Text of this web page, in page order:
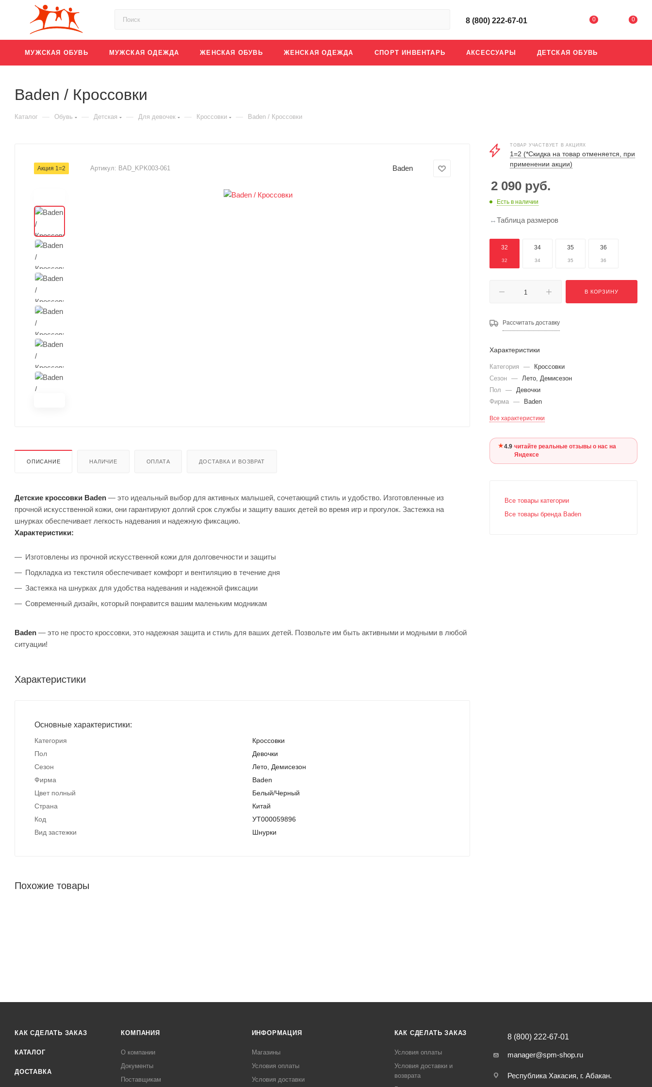
8 (800) 222-67-01 0 0
МУЖСКАЯ ОБУВЬ МУЖСКАЯ ОДЕЖДА ЖЕНСКАЯ ОБУВЬ ЖЕНСКАЯ ОДЕЖДА СПОРТ ИНВЕНТАРЬ АКСЕССУАРЫ ДЕТСКАЯ ОБУВЬ
Baden / Кроссовки
Каталог — Обувь — Детская — Для девочек — Кроссовки — Baden / Кроссовки
Акция 1=2 Артикул: BAD_KPK003-061 Baden
ОПИСАНИЕ НАЛИЧИЕ ОПЛАТА ДОСТАВКА И ВОЗВРАТ
Детские кроссовки Baden — это идеальный выбор для активных малышей, сочетающий стиль и удобство. Изготовленные из
прочной искусственной кожи, они гарантируют долгий срок службы и защиту ваших детей во время игр и прогулок. Застежка на
шнурках обеспечивает легкость надевания и надежную фиксацию.
Характеристики:
Изготовлены из прочной искусственной кожи для долговечности и защиты
Подкладка из текстиля обеспечивает комфорт и вентиляцию в течение дня
Застежка на шнурках для удобства надевания и надежной фиксации
Современный дизайн, который понравится вашим маленьким модникам
Baden — это не просто кроссовки, это надежная защита и стиль для ваших детей. Позвольте им быть активными и модными в любой
ситуации!
Характеристики
Основные характеристики:
Категория
Кроссовки
Пол
Девочки
Сезон
Лето, Демисезон
Фирма
Baden
Цвет полный
Белый/Черный
Страна
Китай
Код
УТ000059896
Вид застежки
Шнурки
Похожие товары
ТОВАР УЧАСТВУЕТ В АКЦИЯХ
1=2 (*Скидка на товар отменяется, при
применении акции)
2 090 руб.
Есть в наличии
Таблица размеров
32
32
34
34
35
35
36
36
В КОРЗИНУ
Рассчитать доставку
Характеристики
Категория —
Кроссовки
Сезон — Лето, Демисезон
Пол
— Девочки
Фирма — Baden
Все характеристики
★4.9·читайте реальные отзывы о нас на
Яндексе
Все товары категории
Все товары бренда Baden
КАК СДЕЛАТЬ ЗАКАЗ
КАТАЛОГ
ДОСТАВКА
КОМПАНИЯ
О компании
Документы
Поставщикам
ИНФОРМАЦИЯ
Магазины
Условия оплаты
Условия доставки
КАК СДЕЛАТЬ ЗАКАЗ
Условия оплаты
Условия доставки и
возврата
8 (800) 222-67-01
manager@spm-shop.ru
Республика Хакасия, г. Абакан.